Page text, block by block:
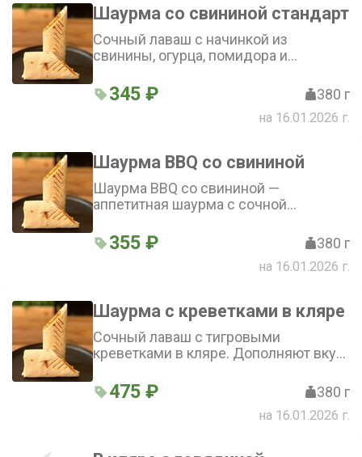
острый акцент сыра чеддер и
богатство вкусов фирменного соуса,
завёрнутые в мягкий лаваш.
Попробуйте шаурму в кляре со
свининой и ощутите гармонию
текстур и ароматов!
Шаурма со свининой стандарт
Сочный лаваш с начинкой из
свинины, огурца, помидора и
добавляет пикантности. Шаурма со
свининой стандарт — сытное и
345 ₽ 380 г
на 16.01.2026 г.
Шаурма BBQ со свининой
Шаурма BBQ со свининой —
аппетитная шаурма с сочной
помидорами, пикантной корейской
морковью, завёрнутыми в лаваш и
сдобренными ароматным соусом
355 ₽ 380 г
на 16.01.2026 г.
Шаурма с креветками в кляре
Сочный лаваш с тигровыми
креветками в кляре. Дополняют вкус
капуста, помидоры и сыр чеддер.
Фирменный соус и соус терияки
придают блюду особую пикантность
475 ₽ 380 г
на 16.01.2026 г.